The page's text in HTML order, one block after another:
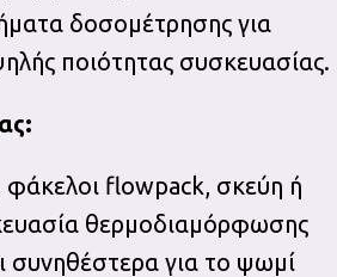
δοσομέτρησης για
ποιότητας συσκευασίας.
φάκελοι flowpack, σκεύη ή
θερμοδιαμόρφωσης
συνηθέστερα για το ψωμί